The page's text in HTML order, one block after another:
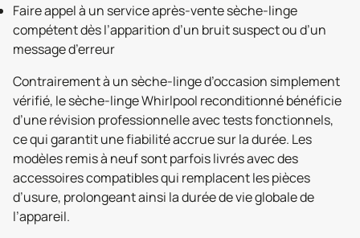
Faire appel à un service après-vente sèche-linge
compétent dès l’apparition d’un bruit suspect ou d’un
message d’erreur
Contrairement à un sèche-linge d’occasion simplement
vérifié, le sèche-linge Whirlpool reconditionné bénéficie
d’une révision professionnelle avec tests fonctionnels,
ce qui garantit une fiabilité accrue sur la durée. Les
modèles remis à neuf sont parfois livrés avec des
accessoires compatibles qui remplacent les pièces
d’usure, prolongeant ainsi la durée de vie globale de
l’appareil.